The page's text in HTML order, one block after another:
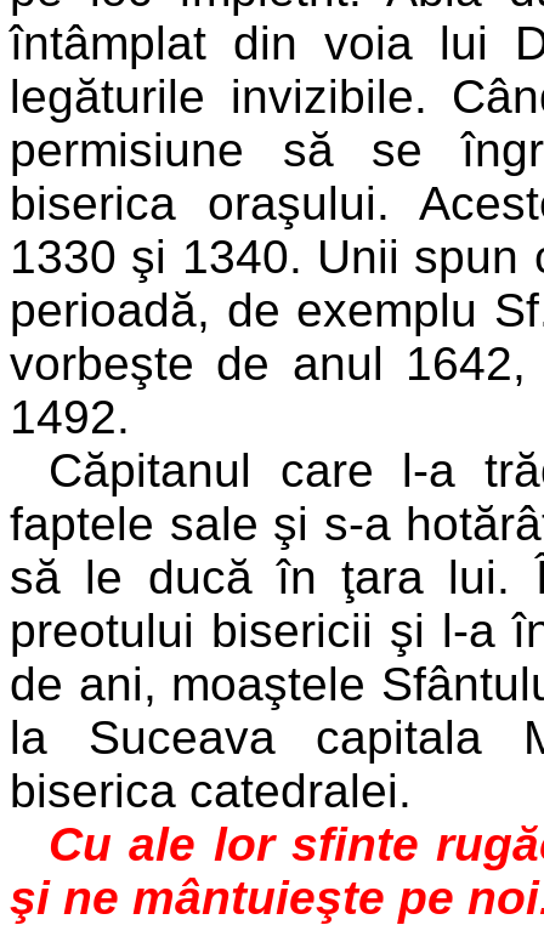
întâmplat din voia lui
legăturile invizibile.
permisiune să se
biserica oraşului.
1330 şi 1340. Unii
perioadă, de exemplu
vorbeşte de anul
1492.
Căpitanul care l-a
faptele sale şi s-a
să le ducă în ţara lui.
preotului bisericii şi l-a
de ani, moaştele
la Suceava capitala
biserica catedralei.
Cu ale lor sfinte
şi ne mântuieşte pe